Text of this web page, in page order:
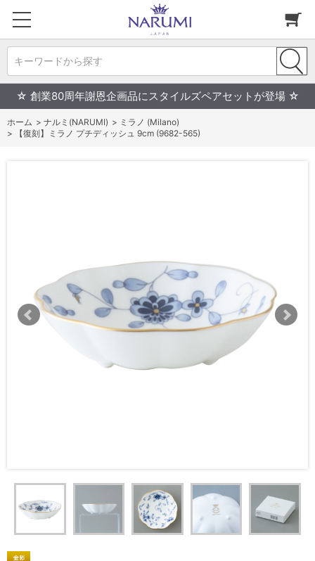
キーワードから探す
☆ 創業80周年謝恩企画品にスタイルズペアセットが登場 ☆
ホーム > ナルミ(NARUMI) > ミラノ (Milano)
>
【復刻】ミラノ プチディッシュ 9cm (9682-565)